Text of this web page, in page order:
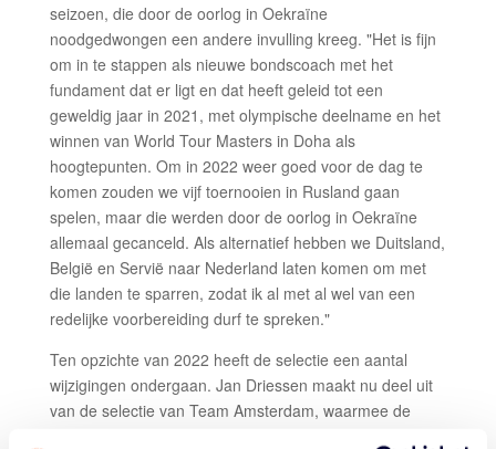
seizoen, die door de oorlog in Oekraïne
noodgedwongen een andere invulling kreeg. "Het is fijn
om in te stappen als nieuwe bondscoach met het
fundament dat er ligt en dat heeft geleid tot een
geweldig jaar in 2021, met olympische deelname en het
winnen van World Tour Masters in Doha als
hoogtepunten. Om in 2022 weer goed voor de dag te
komen zouden we vijf toernooien in Rusland gaan
spelen, maar die werden door de oorlog in Oekraïne
allemaal gecanceld. Als alternatief hebben we Duitsland,
België en Servië naar Nederland laten komen om met
die landen te sparren, zodat ik al met al wel van een
redelijke voorbereiding durf te spreken."
Ten opzichte van 2022 heeft de selectie een aantal
wijzigingen ondergaan. Jan Driessen maakt nu deel uit
van de selectie van Team Amsterdam, waarmee de